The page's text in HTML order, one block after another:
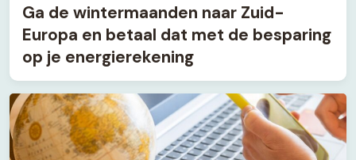
Ga de wintermaanden naar Zuid-
Europa en betaal dat met de besparing
op je energierekening